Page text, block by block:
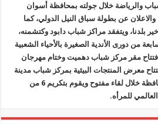
والرياضة خلال جولته بمحافظة أسوان
عن بطولة سباق النيل الدولي، كما
بلدنا، ويتفقد مراكز شباب دابود وكتشمنه،
من دورى الأندية الصغيرة بالأحياء الشعبية
مقر مركز شباب دهميت وختام مهرجان
معرض المنتجات البيئية بمركز شباب مدينة
أسوان، ويلتقي مع شباب المحافظة خلال لقاء مفتوح ويقوم بتكريم 6 من
للمرأه.